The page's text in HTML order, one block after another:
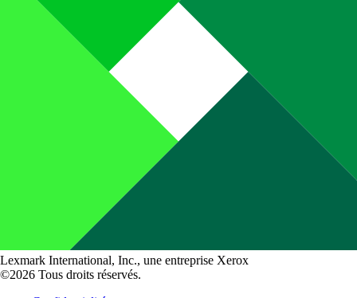
Lexmark International, Inc., une entreprise Xerox
©2026 Tous droits réservés.